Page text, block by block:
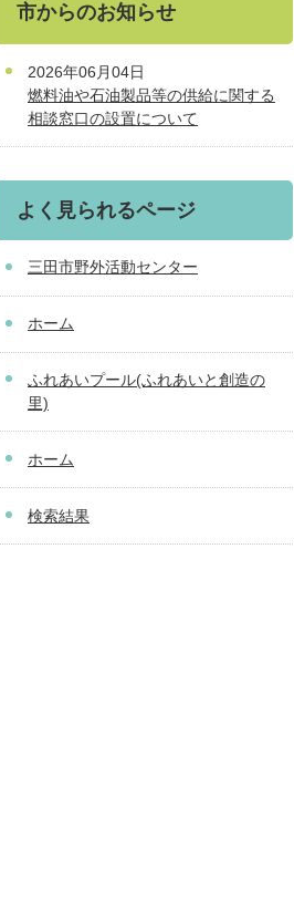
市からのお知らせ
2026年06月04日
燃料油や石油製品等の供給に関する
相談窓口の設置について
よく見られるページ
三田市野外活動センター
ホーム
ふれあいプール(ふれあいと創造の
里)
ホーム
検索結果